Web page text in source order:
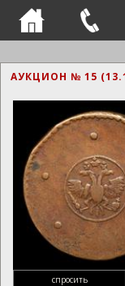
АУКЦИОН № 15
спросить